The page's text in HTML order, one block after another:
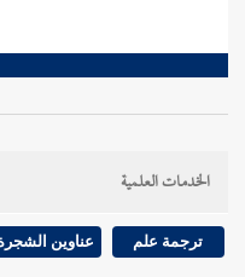
الخدمات العلمية
ترجمة علم عناوين